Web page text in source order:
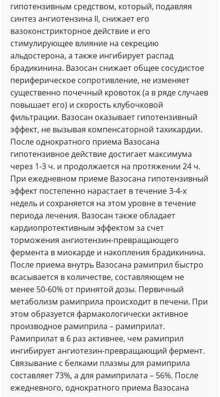
гипотензивным средством, который, подавляя
синтез ангиотензина II, снижает его
вазоконстрикторное действие и его
стимулирующее влияние на секрецию
альдостерона, а также ингибирует распад
брадикинина. Вазосан снижает общее сосудистое
периферическое сопротивление, не изменяет
существенно почечный кровоток (а в ряде случаев
повышает его) и скорость клубочковой
фильтрации. Вазосан оказывает гипотензивный
эффект, не вызывая компенсаторной тахикардии.
После однократного приема Вазосана
гипотензивное действие достигает максимума
через 1-3 ч. и продолжается на протяжении 24 ч.
При ежедневном приеме Вазосана гипотензивный
эффект постепенно нарастает в течение 3-4-х
недель и сохраняется на этом уровне в течение
периода лечения. Вазосан также обладает
кардиопротективным эффектом за счет
торможения ангиотензин-превращающего
фермента в миокарде и накопления брадикинина.
После приема внутрь Вазосана рамиприл быстро
всасывается в количестве, составляющем не
менее 50-60% от принятой дозы. Первичный
метаболизм рамиприла происходит в печени. При
этом образуется фармакологически активное
производное рамиприла – рамиприлат.
Рамиприлат в 6 раз активнее, чем рамиприл
ингибирует ангиотезин-превращающий фермент.
Связывание с белками плазмы для рамиприла
составляет 73%, а для рамиприлата – 56%. После
ежедневного, однократного приема Вазосана